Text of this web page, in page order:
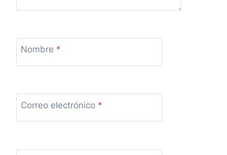
Nombre *
Correo electrónico *